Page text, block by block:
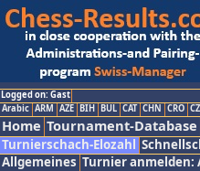
Logged on: Gast
Arabic ARM AZE BIH BUL CAT CHN CRO
Home Tournament-Database
Turnierschach-Elozahl
Allgemeines Turnier anmelden: